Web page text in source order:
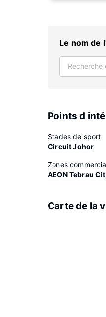
Le nom de
Points d
Stades de sport
Circuit Johor
Zones
AEON Tebrau
Carte de la